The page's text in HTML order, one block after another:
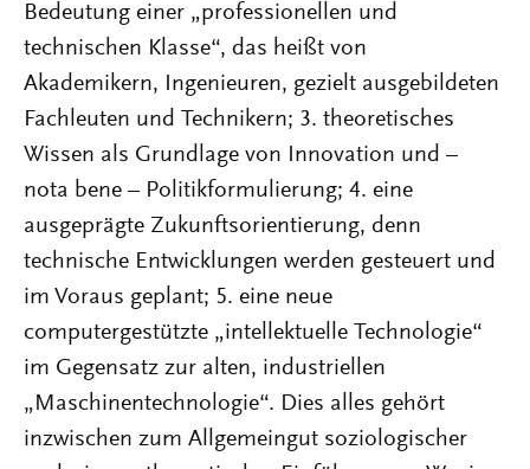
Bedeutung einer „professionellen und
technischen Klasse“, das heißt von
Akademikern, Ingenieuren, gezielt ausgebildeten
Fachleuten und Technikern; 3. theoretisches
Wissen als Grundlage von Innovation und –
nota bene – Politikformulierung; 4. eine
ausgeprägte Zukunftsorientierung, denn
technische Entwicklungen werden gesteuert und
im Voraus geplant; 5. eine neue
computergestützte „intellektuelle Technologie“
im Gegensatz zur alten, industriellen
„Maschinentechnologie“. Dies alles gehört
inzwischen zum Allgemeingut soziologischer